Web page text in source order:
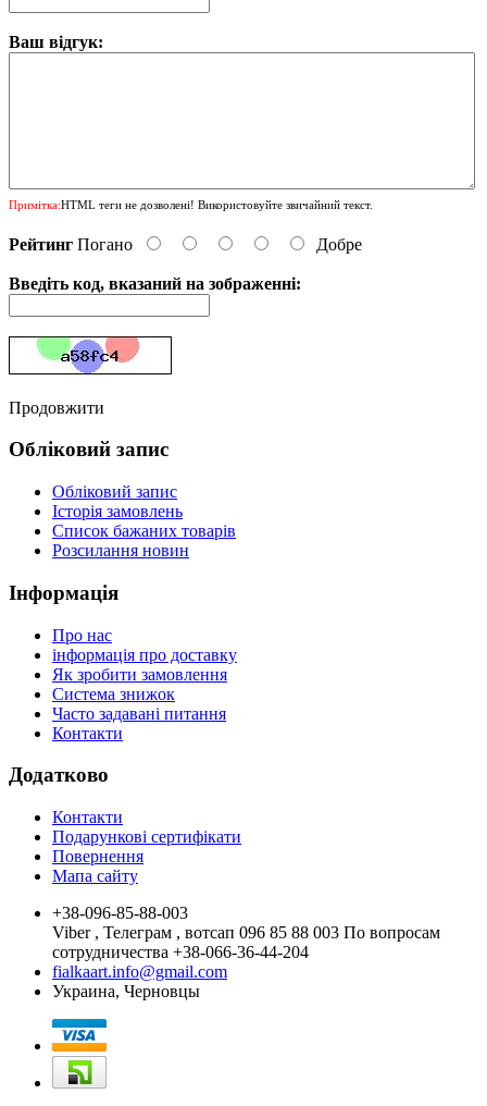
Ваш відгук:
Примітка:HTML теги не дозволені! Використовуйте звичайний текст.
Рейтинг Погано Добре
Введіть код, вказаний на зображенні:
Продовжити
Обліковий запис
Обліковий запис
Історія замовлень
Список бажаних товарів
Розсилання новин
Інформація
Про нас
інформація про доставку
Як зробити замовлення
Система знижок
Часто задавані питання
Контакти
Додатково
Контакти
Подарункові сертифікати
Повернення
Мапа сайту
+38-096-85-88-003
Viber , Телеграм , вотсап 096 85 88 003 По вопросам
сотрудничества +38-066-36-44-204
fialkaart.info@gmail.com
Украина, Черновцы